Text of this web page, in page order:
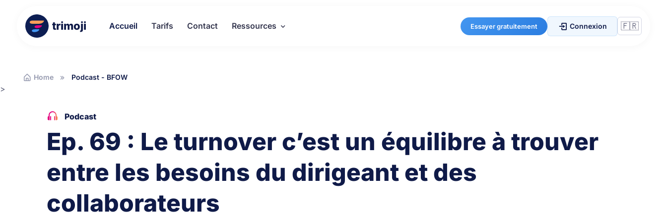
trimoji Accueil Tarifs Contact Ressources Essayer gratuitement Connexion
Home Podcast - BFOW
>
Podcast
Ep. 69 : Le turnover c’est un équilibre à trouver
entre les besoins du dirigeant et des
collaborateurs